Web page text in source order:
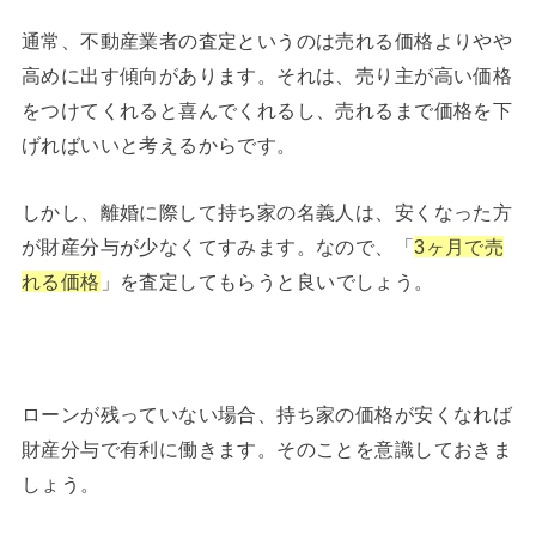
通常、不動産業者の査定というのは売れる価格よりやや
高めに出す傾向があります。それは、売り主が高い価格
をつけてくれると喜んでくれるし、売れるまで価格を下
げればいいと考えるからです。
しかし、離婚に際して持ち家の名義人は、安くなった方
が財産分与が少なくてすみます。なので、「3ヶ月で売
れる価格 」を査定してもらうと良いでしょう。
ローンが残っていない場合、持ち家の価格が安くなれば
財産分与で有利に働きます。そのことを意識しておきま
しょう。